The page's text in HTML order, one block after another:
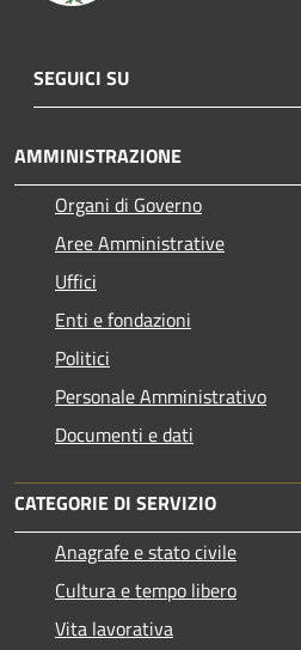
SEGUICI SU
AMMINISTRAZIONE
Organi di Governo
Aree Amministrative
Uffici
Enti e fondazioni
Politici
Personale Amministrativo
Documenti e dati
CATEGORIE DI SERVIZIO
Anagrafe e stato civile
Cultura e tempo libero
Vita lavorativa